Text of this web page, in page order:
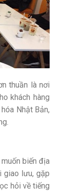
thuần là nơi
khách hàng
Nhật Bản,
biến địa
giao lưu, gặp
hỏi về tiếng